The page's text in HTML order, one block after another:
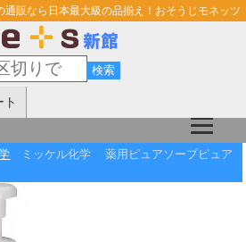
販なら日本最大級の品揃え！おそうじモネッツ
ト
ミッケル化学 薬用ピュアソープピュア